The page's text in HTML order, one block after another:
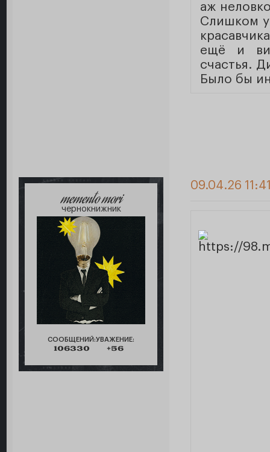
аж
Слишком
ещё и
счастья.
Было бы
memento mori
чернокнижник
СООБЩЕНИЙ:
106330
УВАЖЕНИЕ:
+56
09.04.26